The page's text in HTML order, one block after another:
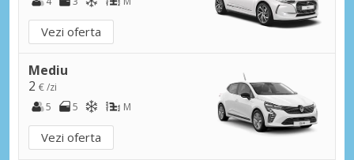
Vezi oferta
Mediu
2 € /zi
5
5 M
Vezi oferta